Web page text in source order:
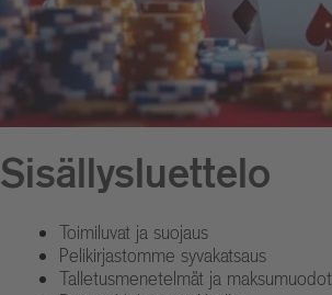
Sisällysluettelo
Toimiluvat ja suojaus
Pelikirjastomme syvakatsaus
Talletusmenetelmät ja maksumuodot